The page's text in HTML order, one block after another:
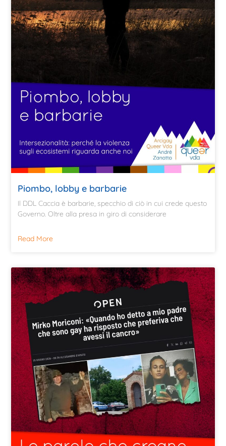
Piombo, lobby e barbarie
Il DDL Caccia è barbarie, specchio di ciò in cui crede questo
Governo. Oltre alla presa in giro di considerare
Read More